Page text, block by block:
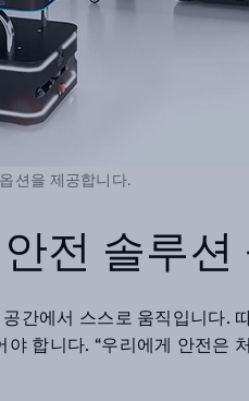
션을 제공합니다.
전 솔루션
간에서 스스로 움직입니다.
합니다. “우리에게 안전은